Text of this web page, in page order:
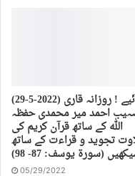
(29-5-2022) آئیے ! روزانہ قاری
احمد میر محمدی حفظہ
اللہ کے ساتھ قرآن کریم کی
تجوید و قراءت کے ساتھ
(سورة يوسف: 87- 98)
05/29/2022